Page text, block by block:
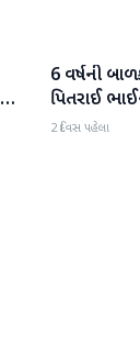
રાષ્ટ્રીય
6 વર્ષની
પિતરાઈ
2 દિવસ પહેલા